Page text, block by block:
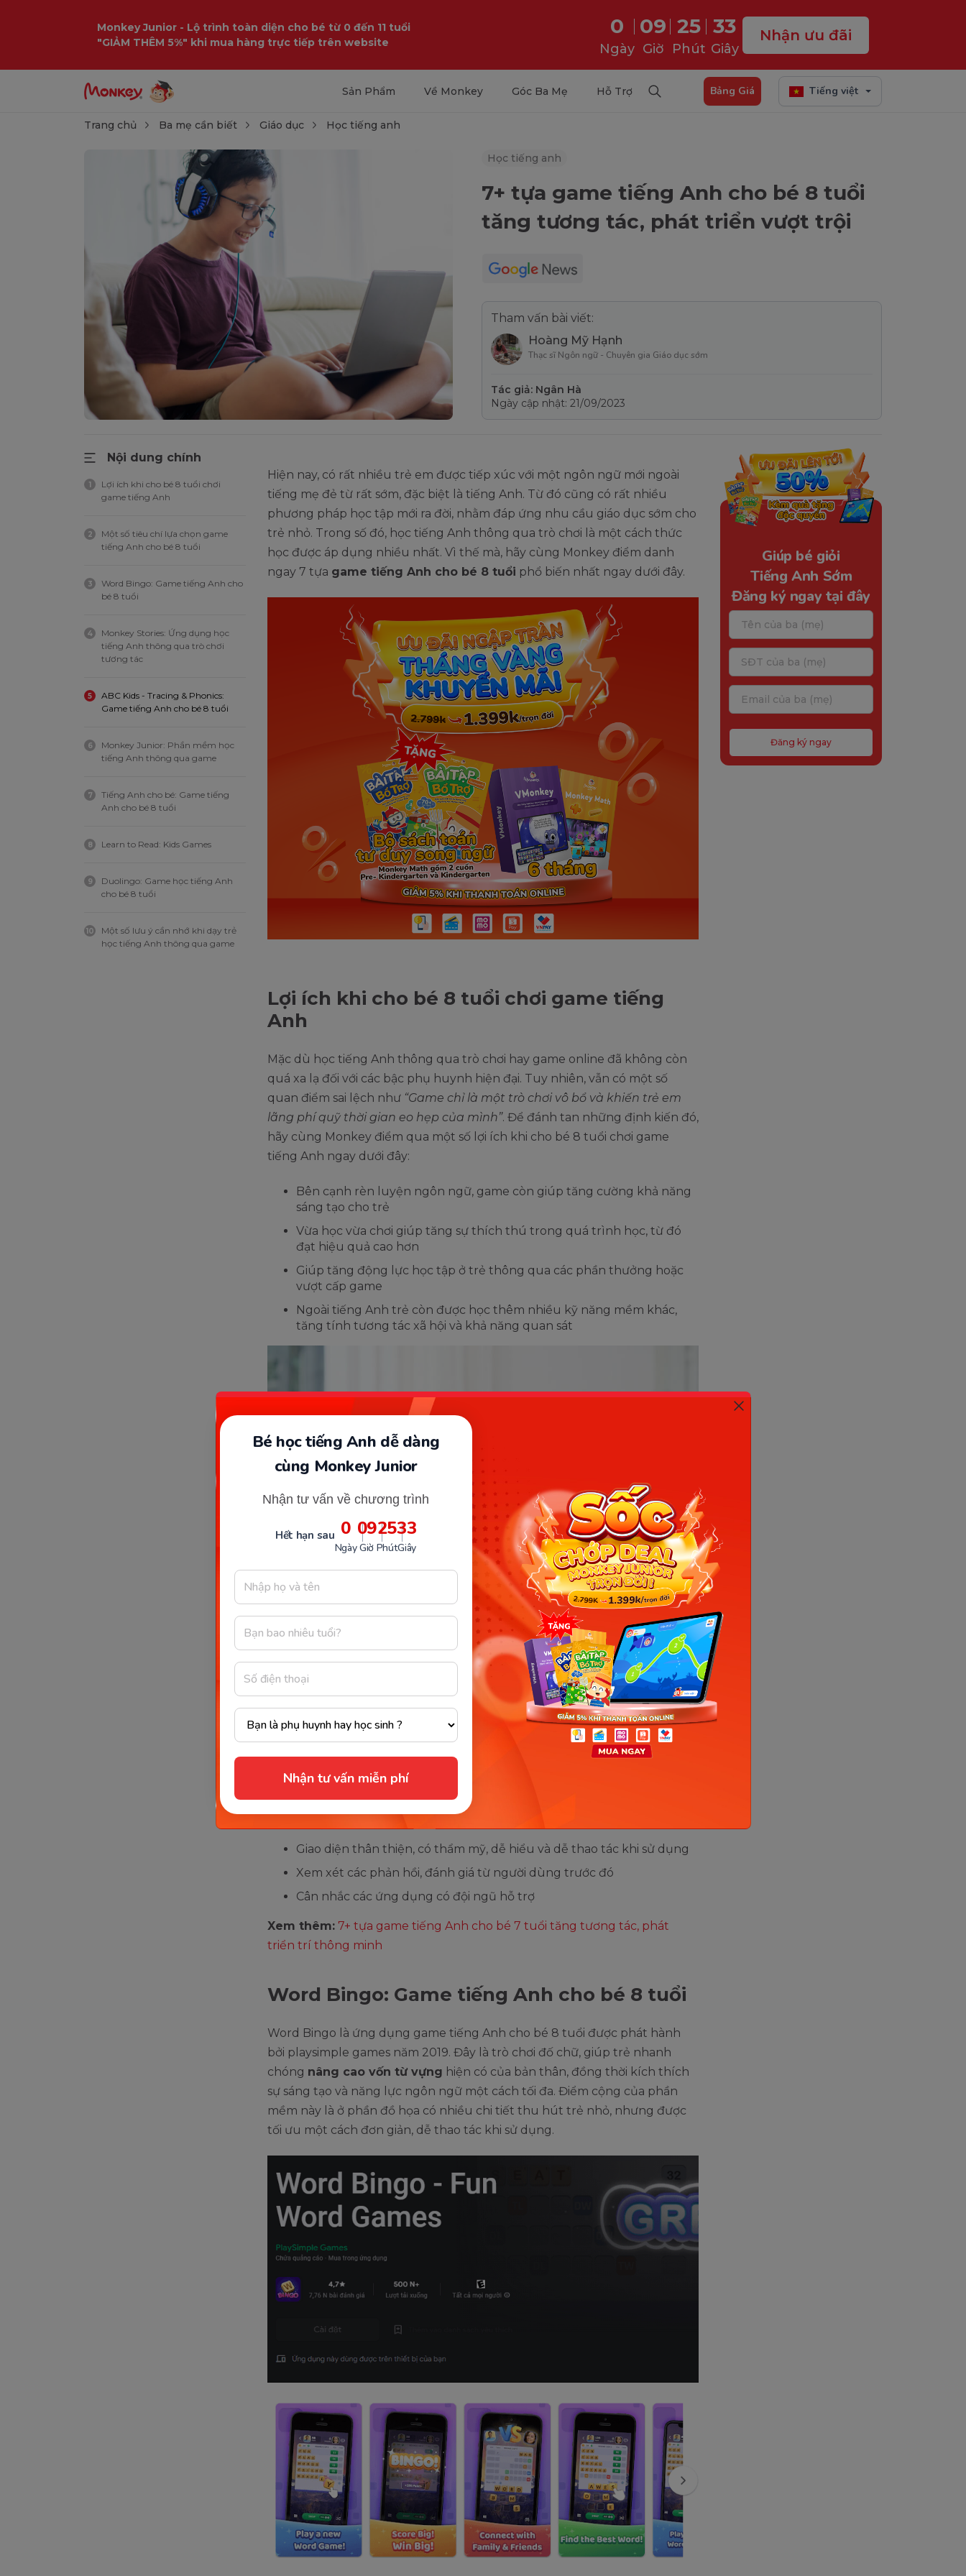
Monkey Junior - Lộ trình toàn diện cho bé từ 0 đến 11 tuổi
"GIẢM THÊM 5%" khi mua hàng trực tiếp trên website
0
Ngày
09
Giờ
25
Phút
31
Giây
Nhận ưu đãi
Sản Phẩm Về Monkey Góc Ba Mẹ Hỗ Trợ Bảng Giá Tiếng việt
Bé học tiếng Anh dễ dàng
cùng Monkey Junior
Nhận tư vấn về chương trình
Hết hạn sau 0
Ngày
09
Giờ
25
Phút
31
Giây
Nhận tư vấn miễn phí
Trang chủ Ba mẹ cần biết Giáo dục Học tiếng anh
Học tiếng anh
7+ tựa game tiếng Anh cho bé 8 tuổi
tăng tương tác, phát triển vượt trội
Tham vấn bài viết:
Hoàng Mỹ Hạnh
Thạc sĩ Ngôn ngữ - Chuyên gia Giáo dục sớm
Tác giả: Ngân Hà
Ngày cập nhật: 21/09/2023
Nội dung chính
1
Lợi ích khi cho bé 8 tuổi chơi
game tiếng Anh
2
Một số tiêu chí lựa chọn game
tiếng Anh cho bé 8 tuổi
3
Word Bingo: Game tiếng Anh cho
bé 8 tuổi
4
Monkey Stories: Ứng dụng học
tiếng Anh thông qua trò chơi
tương tác
5
ABC Kids - Tracing & Phonics:
Game tiếng Anh cho bé 8 tuổi
6
Monkey Junior: Phần mềm học
tiếng Anh thông qua game
7
Tiếng Anh cho bé: Game tiếng
Anh cho bé 8 tuổi
8 Learn to Read: Kids Games
9
Duolingo: Game học tiếng Anh
cho bé 8 tuổi
10
Một số lưu ý cần nhớ khi dạy trẻ
học tiếng Anh thông qua game
Hiện nay, có rất nhiều trẻ em được tiếp xúc với một ngôn ngữ mới ngoài
tiếng mẹ đẻ từ rất sớm, đặc biệt là tiếng Anh. Từ đó cũng có rất nhiều
phương pháp học tập mới ra đời, nhằm đáp ứng nhu cầu giáo dục sớm cho
trẻ nhỏ. Trong số đó, học tiếng Anh thông qua trò chơi là một cách thức
học được áp dụng nhiều nhất. Vì thế mà, hãy cùng Monkey điểm danh
ngay 7 tựa game tiếng Anh cho bé 8 tuổi phổ biến nhất ngay dưới đây.
Lợi ích khi cho bé 8 tuổi chơi game tiếng
Anh
Mặc dù học tiếng Anh thông qua trò chơi hay game online đã không còn
quá xa lạ đối với các bậc phụ huynh hiện đại. Tuy nhiên, vẫn có một số
quan điểm sai lệch như “Game chỉ là một trò chơi vô bổ và khiến trẻ em
lãng phí quỹ thời gian eo hẹp của mình”. Để đánh tan những định kiến đó,
hãy cùng Monkey điểm qua một số lợi ích khi cho bé 8 tuổi chơi game
tiếng Anh ngay dưới đây:
Bên cạnh rèn luyện ngôn ngữ, game còn giúp tăng cường khả năng
sáng tạo cho trẻ
Vừa học vừa chơi giúp tăng sự thích thú trong quá trình học, từ đó
đạt hiệu quả cao hơn
Giúp tăng động lực học tập ở trẻ thông qua các phần thưởng hoặc
vượt cấp game
Ngoài tiếng Anh trẻ còn được học thêm nhiều kỹ năng mềm khác,
tăng tính tương tác xã hội và khả năng quan sát
Lợi ích khi cho bé 8 tuổi chơi game tiếng Anh. (Ảnh: Sưu tầm Internet)
Một số tiêu chí lựa chọn game tiếng Anh
cho bé 8 tuổi
Để hiểu và biết cách lựa chọn game tiếng Anh cho bé 8 tuổi sao cho phù
hợp, hãy cùng Monkey xem ngay các tiêu chí đánh giá sau đây:
Mức độ của game, độ khó của kiến thức phải phù hợp với nền tảng
hiện có của trẻ
Nội dung của game phải được xây dựng dựa trên các kiến thức
chuẩn
Giao diện thân thiện, có thẩm mỹ, dễ hiểu và dễ thao tác khi sử dụng
Xem xét các phản hồi, đánh giá từ người dùng trước đó
Cân nhắc các ứng dụng có đội ngũ hỗ trợ
Xem thêm: 7+ tựa game tiếng Anh cho bé 7 tuổi tăng tương tác, phát
triển trí thông minh
Word Bingo: Game tiếng Anh cho bé 8 tuổi
Word Bingo là ứng dụng game tiếng Anh cho bé 8 tuổi được phát hành
bởi playsimple games năm 2019. Đây là trò chơi đố chữ, giúp trẻ nhanh
chóng nâng cao vốn từ vựng hiện có của bản thân, đồng thời kích thích
sự sáng tạo và năng lực ngôn ngữ một cách tối đa. Điểm cộng của phần
mềm này là ở phần đồ họa có nhiều chi tiết thu hút trẻ nhỏ, nhưng được
tối ưu một cách đơn giản, dễ thao tác khi sử dụng.
Giúp bé giỏi
Tiếng Anh Sớm
Đăng ký ngay tại đây
Đăng ký ngay